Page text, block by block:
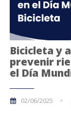
Bicicleta y
prevenir
el Día
02/06/2025